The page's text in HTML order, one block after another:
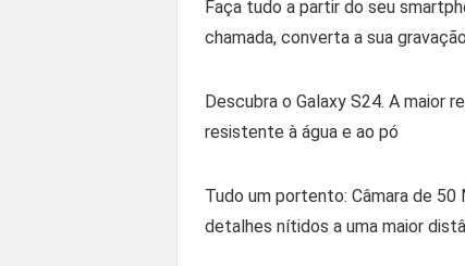
Faça tudo a partir do seu
chamada, converta a sua
Descubra o Galaxy S24. A maior
resistente à água e ao pó
Tudo um portento: Câmara de 50
detalhes nítidos a uma maior